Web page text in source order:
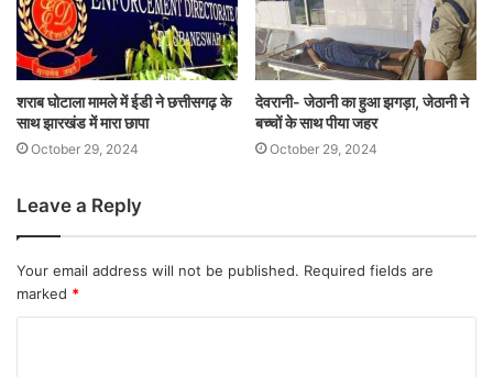
शराब घोटाला मामले में ईडी ने छत्तीसगढ़ के
साथ झारखंड में मारा छापा
October 29, 2024
देवरानी- जेठानी का हुआ झगड़ा, जेठानी ने
बच्चों के साथ पीया जहर
October 29, 2024
Leave a Reply
Your email address will not be published. Required fields are
marked *